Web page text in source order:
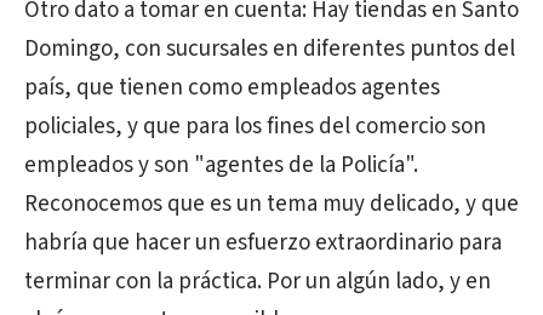
Otro dato a tomar en cuenta: Hay tiendas en Santo
Domingo, con sucursales en diferentes puntos del
país, que tienen como empleados agentes
policiales, y que para los fines del comercio son
empleados y son "agentes de la Policía".
Reconocemos que es un tema muy delicado, y que
habría que hacer un esfuerzo extraordinario para
terminar con la práctica. Por un algún lado, y en